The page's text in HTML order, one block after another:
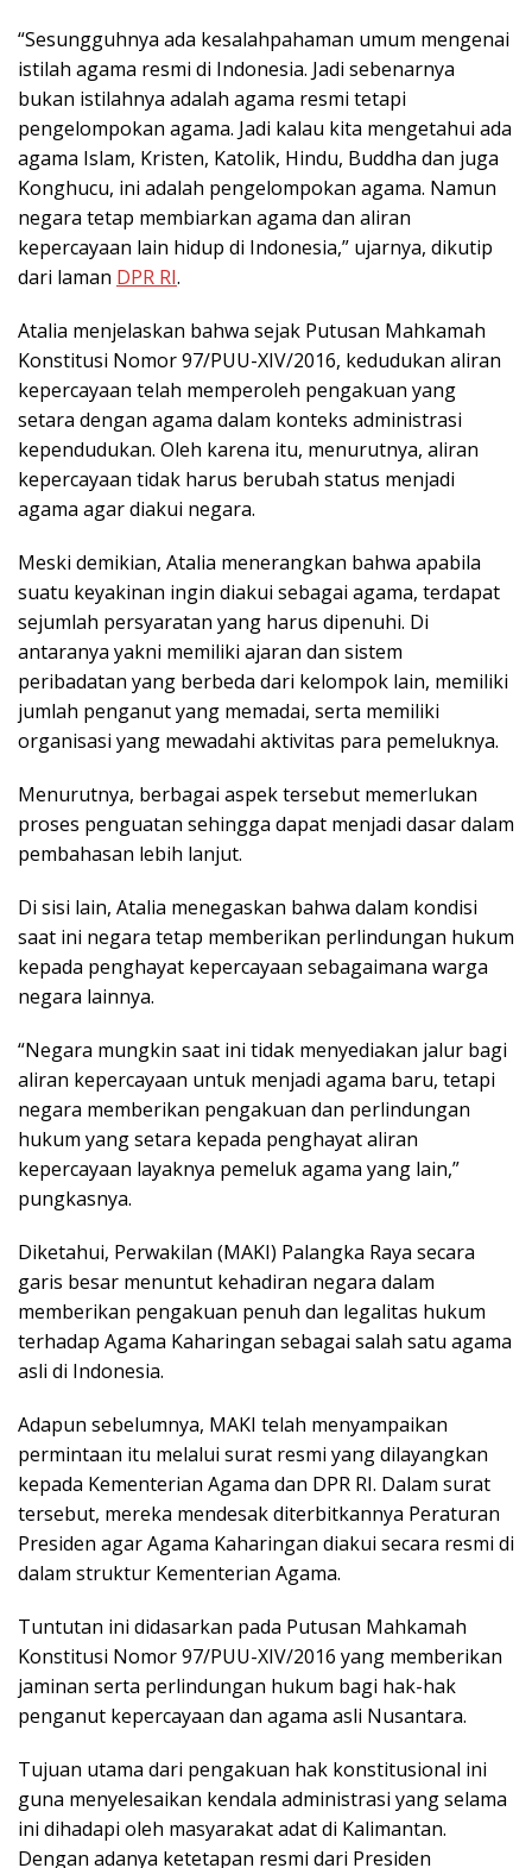
“Sesungguhnya ada kesalahpahaman umum mengenai
istilah agama resmi di Indonesia. Jadi sebenarnya
bukan istilahnya adalah agama resmi tetapi
pengelompokan agama. Jadi kalau kita mengetahui ada
agama Islam, Kristen, Katolik, Hindu, Buddha dan juga
Konghucu, ini adalah pengelompokan agama. Namun
negara tetap membiarkan agama dan aliran
kepercayaan lain hidup di Indonesia,” ujarnya, dikutip
dari laman DPR RI.
Atalia menjelaskan bahwa sejak Putusan Mahkamah
Konstitusi Nomor 97/PUU-XIV/2016, kedudukan aliran
kepercayaan telah memperoleh pengakuan yang
setara dengan agama dalam konteks administrasi
kependudukan. Oleh karena itu, menurutnya, aliran
kepercayaan tidak harus berubah status menjadi
agama agar diakui negara.
Meski demikian, Atalia menerangkan bahwa apabila
suatu keyakinan ingin diakui sebagai agama, terdapat
sejumlah persyaratan yang harus dipenuhi. Di
antaranya yakni memiliki ajaran dan sistem
peribadatan yang berbeda dari kelompok lain, memiliki
jumlah penganut yang memadai, serta memiliki
organisasi yang mewadahi aktivitas para pemeluknya.
Menurutnya, berbagai aspek tersebut memerlukan
proses penguatan sehingga dapat menjadi dasar dalam
pembahasan lebih lanjut.
Di sisi lain, Atalia menegaskan bahwa dalam kondisi
saat ini negara tetap memberikan perlindungan hukum
kepada penghayat kepercayaan sebagaimana warga
negara lainnya.
“Negara mungkin saat ini tidak menyediakan jalur bagi
aliran kepercayaan untuk menjadi agama baru, tetapi
negara memberikan pengakuan dan perlindungan
hukum yang setara kepada penghayat aliran
kepercayaan layaknya pemeluk agama yang lain,”
pungkasnya.
Diketahui, Perwakilan (MAKI) Palangka Raya secara
garis besar menuntut kehadiran negara dalam
memberikan pengakuan penuh dan legalitas hukum
terhadap Agama Kaharingan sebagai salah satu agama
asli di Indonesia.
Adapun sebelumnya, MAKI telah menyampaikan
permintaan itu melalui surat resmi yang dilayangkan
kepada Kementerian Agama dan DPR RI. Dalam surat
tersebut, mereka mendesak diterbitkannya Peraturan
Presiden agar Agama Kaharingan diakui secara resmi di
dalam struktur Kementerian Agama.
Tuntutan ini didasarkan pada Putusan Mahkamah
Konstitusi Nomor 97/PUU-XIV/2016 yang memberikan
jaminan serta perlindungan hukum bagi hak-hak
penganut kepercayaan dan agama asli Nusantara.
Tujuan utama dari pengakuan hak konstitusional ini
guna menyelesaikan kendala administrasi yang selama
ini dihadapi oleh masyarakat adat di Kalimantan.
Dengan adanya ketetapan resmi dari Presiden